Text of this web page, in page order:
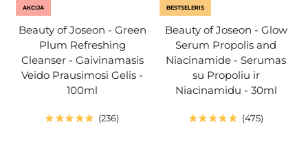
AKCIJA
Beauty of Joseon - Green
Plum Refreshing
Cleanser - Gaivinamasis
Veido Prausimosi Gelis -
100ml
236
BESTSELERIS
Beauty of Joseon - Glow
Serum Propolis and
Niacinamide - Serumas
su Propoliu ir
Niacinamidu - 30ml
475